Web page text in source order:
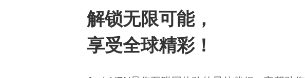
解锁无限可能，
享受全球精彩！